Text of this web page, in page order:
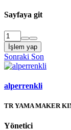
Sayfaya git
İşlem yap
Sonraki Son
alperrenkli
TR YAMA MAKER
Yönetici